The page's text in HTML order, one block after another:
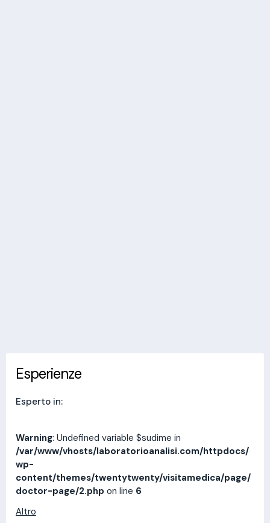
Esperienze
Esperto in:
Warning: Undefined variable $sudime in
/var/www/vhosts/laboratorioanalisi.com/httpdocs/
wp-
content/themes/twentytwenty/visitamedica/page/
doctor-page/2.php on line 6
Altro